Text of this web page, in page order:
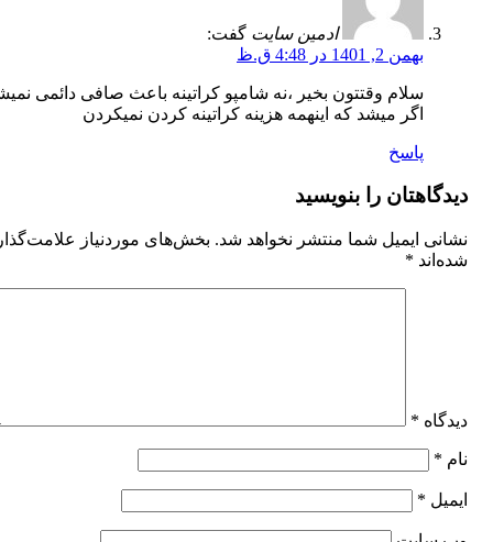
ادمین سایت گفت:
بهمن 2, 1401 در 4:48 ق.ظ
سلام وقتتون بخیر ،نه شامپو کراتینه باعث صافی دائمی
اگر میشد که اینهمه هزینه کراتینه کردن نمیکردن
پاسخ
دیدگاهتان را بنویسید
نشانی ایمیل شما منتشر نخواهد شد. بخش‌های موردنیاز
شده‌اند *
دیدگاه *
نام *
ایمیل *